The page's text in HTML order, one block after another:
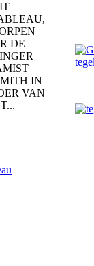
DE
IN
VAN